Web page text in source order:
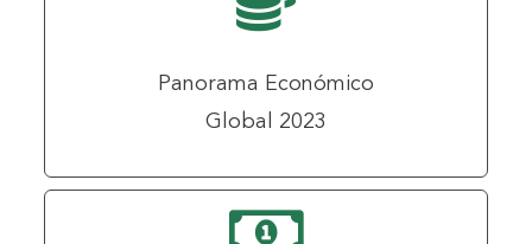
Panorama Económico
Global 2023